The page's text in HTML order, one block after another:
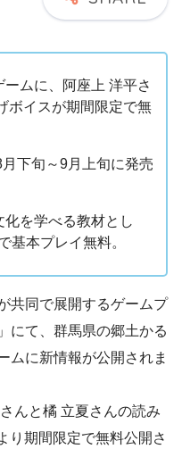
ームに、阿座上 洋平さ
ボイスが期間限定で無
下旬～9月上旬に発売
を学べる教材とし
基本プレイ無料。
共同で展開するゲームプ
にて、群馬県の郷土かる
ムに新情報が公開されま
んと橘 立夏さんの読み
り期間限定で無料公開さ